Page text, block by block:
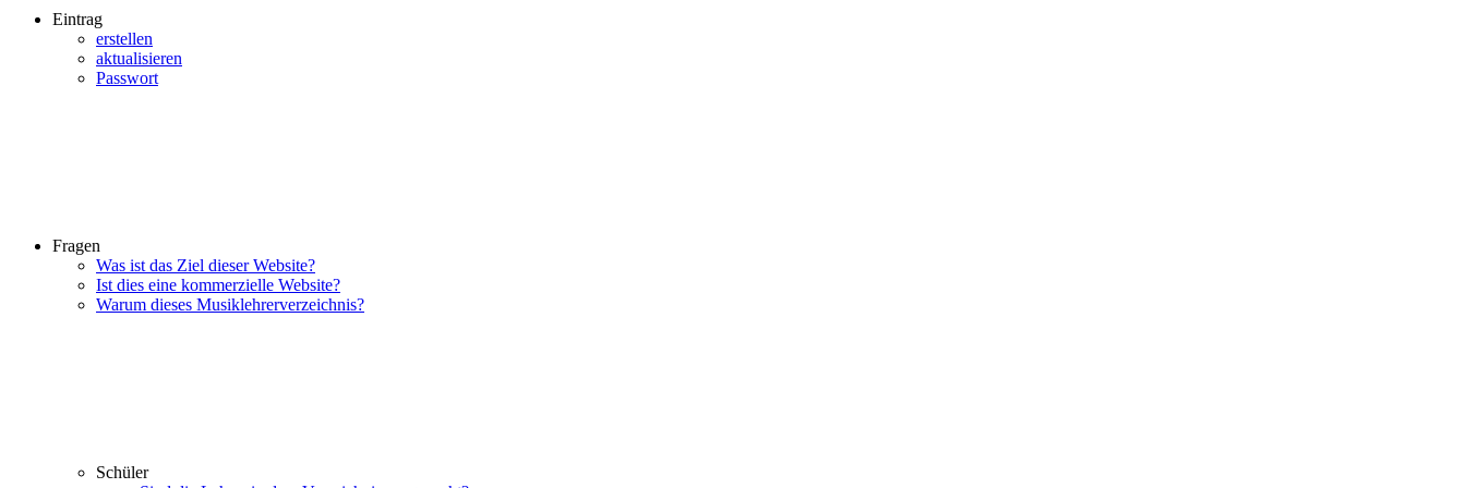
Eintrag
erstellen
aktualisieren
Passwort
Fragen
Was ist das Ziel dieser Website?
Ist dies eine kommerzielle Website?
Warum dieses Musiklehrerverzeichnis?
Schüler